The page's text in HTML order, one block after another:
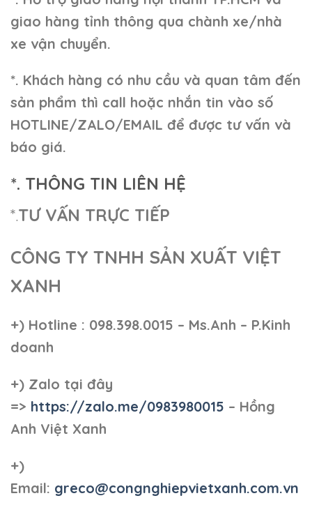
giao hàng tỉnh thông qua chành xe/nhà
xe vận chuyển.
*. Khách hàng có nhu cầu và quan tâm đến
sản phẩm thì call hoặc nhắn tin vào số
HOTLINE/ZALO/EMAIL để được tư vấn và
báo giá.
*. THÔNG TIN LIÊN HỆ
*.TƯ VẤN TRỰC TIẾP
CÔNG TY TNHH SẢN XUẤT VIỆT
XANH
+) Hotline : 098.398.0015 – Ms.Anh – P.Kinh
doanh
+) Zalo tại đây
=> https://zalo.me/0983980015 – Hồng
Anh Việt Xanh
+)
Email: greco@congnghiepvietxanh.com.vn